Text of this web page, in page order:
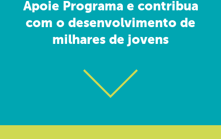
Apoie Programa e contribua
com o desenvolvimento de
milhares de jovens